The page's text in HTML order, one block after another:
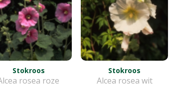
Stokroos
rosea roze
Stokroos
Alcea rosea wit